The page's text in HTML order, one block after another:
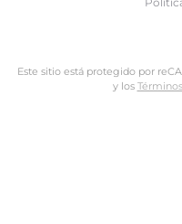
Este sitio está protegido por
y los